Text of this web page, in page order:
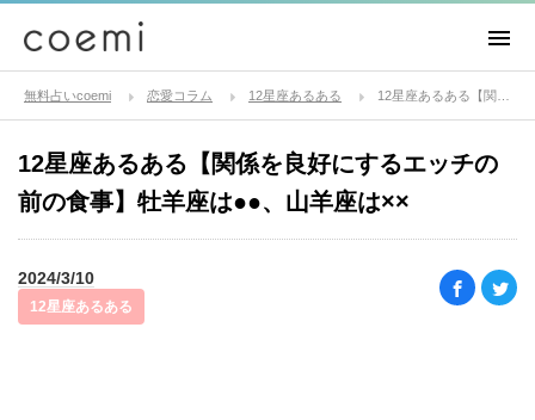
無料占いcoemi 恋愛コラム 12星座あるある
12星座あるある【関係を良好にするエッチの
前の食事】牡羊座は●●、山羊座は××
2024/3/10
12星座あるある